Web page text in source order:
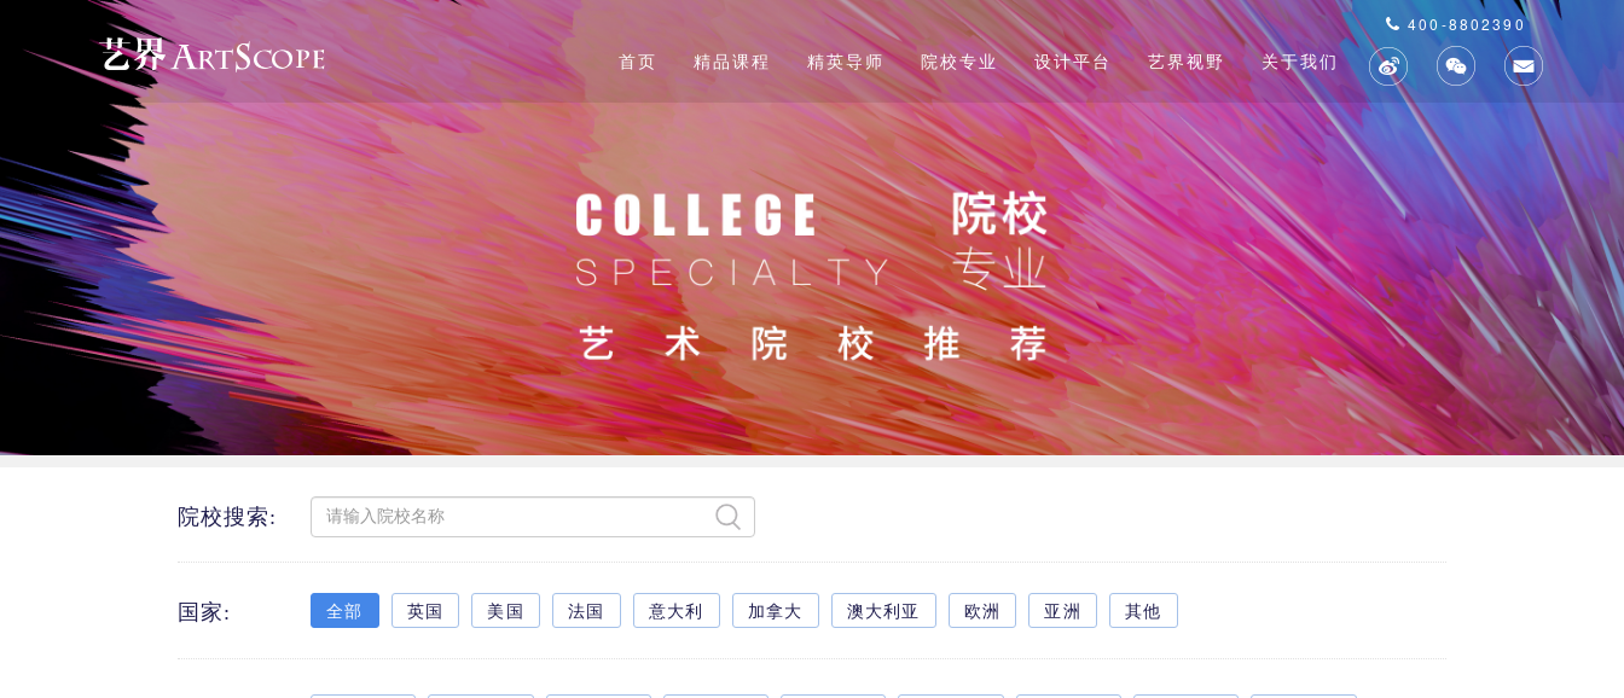
首页 精品课程 精英导师 院校专业 设计平台 艺界视野 关于我们
400-8802390
院校搜索:
国家: 全部 英国 美国 法国 意大利 加拿大 澳大利亚 欧洲 亚洲 其他